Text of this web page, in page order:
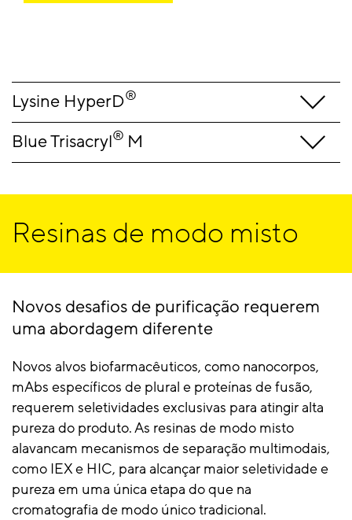
Lysine HyperD®
Blue Trisacryl® M
Resinas de modo misto
Novos desafios de purificação requerem
uma abordagem diferente
Novos alvos biofarmacêuticos, como nanocorpos,
mAbs específicos de plural e proteínas de fusão,
requerem seletividades exclusivas para atingir alta
pureza do produto. As resinas de modo misto
alavancam mecanismos de separação multimodais,
como IEX e HIC, para alcançar maior seletividade e
pureza em uma única etapa do que na
cromatografia de modo único tradicional.